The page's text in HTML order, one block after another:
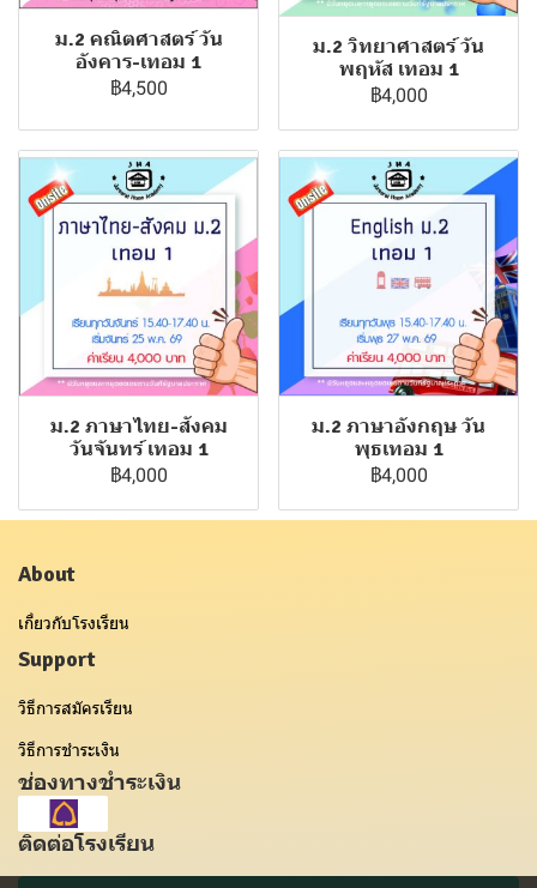
ม.2 คณิตศาสตร์ วัน
อังคาร-เทอม 1
฿4,500
ม.2 วิทยาศาสตร์ วัน
พฤหัส เทอม 1
฿4,000
ม.2 ภาษาไทย-สังคม
วันจันทร์ เทอม 1
฿4,000
ม.2 ภาษาอังกฤษ วัน
พุธเทอม 1
฿4,000
About
เกี่ยวกับโรงเรียน
Support
วิธีการสมัครเรียน
วิธีการชำระเงิน
ช่องทางชำระเงิน
ติดต่อโรงเรียน